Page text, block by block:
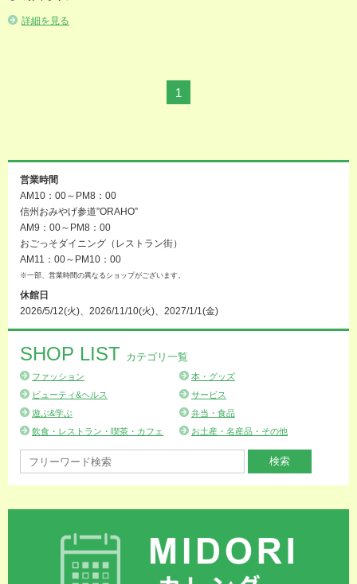
詳細を見る
1
営業時間
AM10：00～PM8：00
信州おみやげ参道”ORAHO”
AM9：00～PM8：00
おごっそダイニング（レストラン街）
AM11：00～PM10：00
※一部、営業時間の異なるショップがございます。
休館日
2026/5/12(火)、2026/11/10(火)、2027/1/1(金)
SHOP LIST カテゴリ一覧
ファッション
本・グッズ
ビューティ&ヘルス
サービス
遊ぶ&学ぶ
弁当・食品
飲食・レストラン・喫茶・カフェ
お土産・名産品・その他